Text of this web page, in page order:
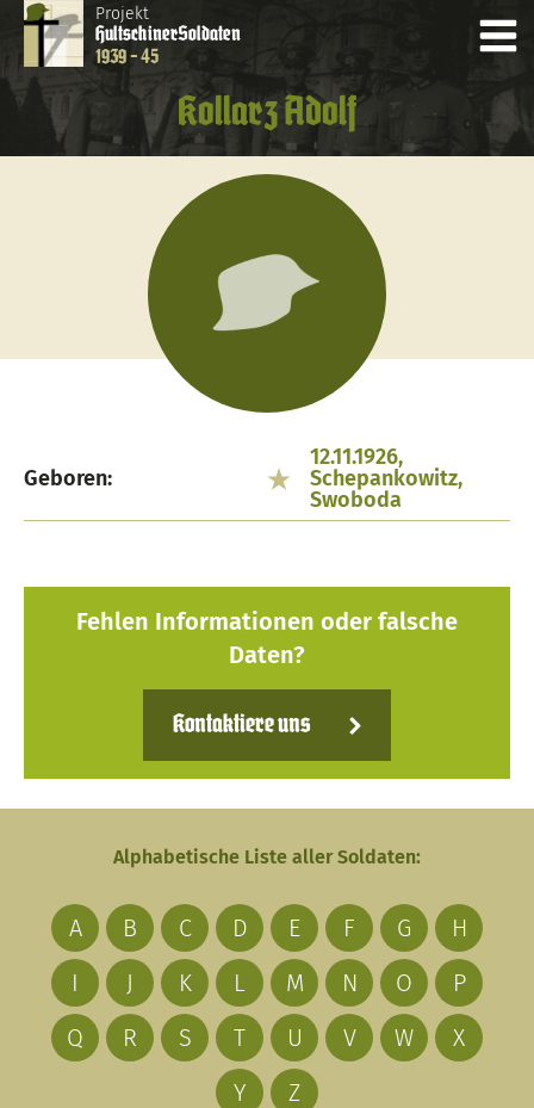
Projekt
HultschinerSoldaten
1939 - 45
Kollarz Adolf
Geboren:
12.11.1926,
Schepankowitz,
Swoboda
Fehlen Informationen oder falsche
Daten?
Kontaktiere uns
Alphabetische Liste aller Soldaten:
A B C D E F G
H
I
J K L M N O
P
Q
R S T U V W
X
Y
Z